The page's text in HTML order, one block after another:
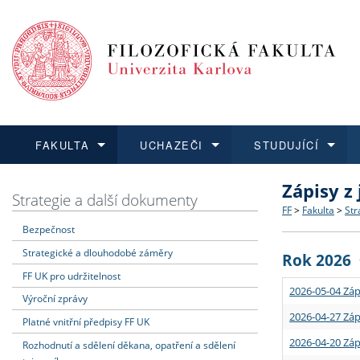
FAKULTA
Dozvědět se více
Struktura
Strategie
Podpora
UCHAZEČI
Podat přihlášku
Co
Učitelské
STUDUJÍCÍ
Dozvědět se více
Rigorózní
Dozvědět se více
O vědě a
Granty a
Dozvědět se více
Aktuální
Strategie a další dokumenty
Bezpečnost
Strategické a dlouhodobé záměry
FF UK pro udržitelnost
Výroční zprávy
Platné vnitřní předpisy FF UK
Rozhodnutí a sdělení děkana, opatření a sdělení
Zápisy
FF > Fakulta >
Rok 2026
2026-05-04
2026-04-27
2026-04-20